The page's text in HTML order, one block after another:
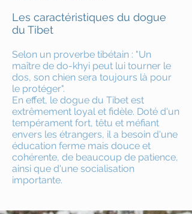
Les caractéristiques du dogue
du Tibet
Selon un proverbe tibétain : "Un
maître de do-khyi peut lui tourner le
dos, son chien sera toujours là pour
le protéger".
En effet, le dogue du Tibet est
extrêmement loyal et fidèle. Doté d'un
tempérament fort, têtu et méfiant
envers les étrangers, il a besoin d'une
éducation ferme mais douce et
cohérente, de beaucoup de patience,
ainsi que d'une socialisation
importante.